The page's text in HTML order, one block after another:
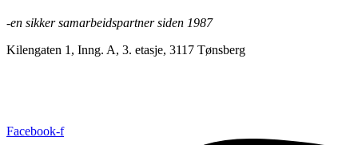
-en sikker samarbeidspartner siden 1987
Kilengaten 1, Inng. A, 3. etasje, 3117 Tønsberg
Facebook-f